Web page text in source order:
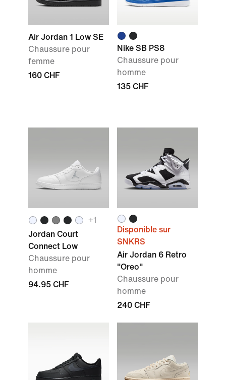
Air Jordan 1 Low SE
Chaussure pour
femme
160 CHF
Nike SB PS8
Chaussure pour
homme
135 CHF
+1
Jordan Court
Connect Low
Chaussure pour
homme
94.95 CHF
Disponible sur
SNKRS
Air Jordan 6 Retro
"Oreo"
Chaussure pour
homme
240 CHF